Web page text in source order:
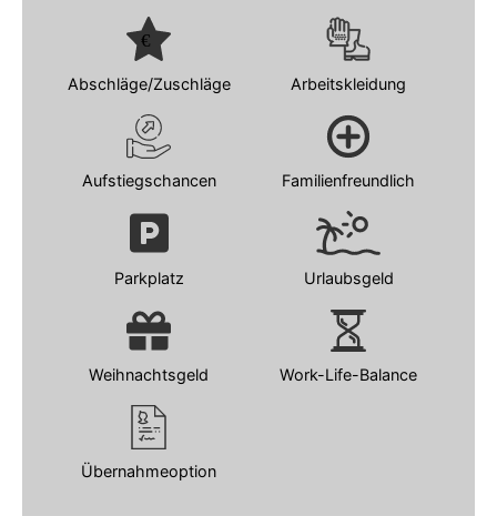
Abschläge/Zuschläge Arbeitskleidung
Aufstiegschancen Familienfreundlich
Parkplatz Urlaubsgeld
Weihnachtsgeld Work-Life-Balance
Übernahmeoption